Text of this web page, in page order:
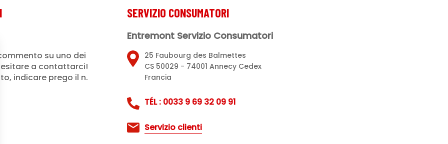
su uno dei
a contattarci!
indicare prego il n.
SERVIZIO CONSUMATORI
Entremont Servizio Consumatori
25 Faubourg des Balmettes
CS 50029 - 74001 Annecy Cedex
Francia
TÉL : 0033 9 69 32 09 91
Servizio clienti